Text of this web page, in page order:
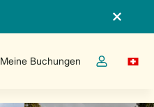
Meine Buchungen
Dropdown-